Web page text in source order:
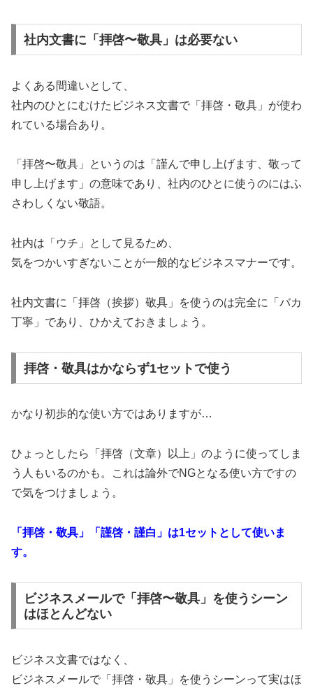
社内文書に「拝啓〜敬具」は必要ない
よくある間違いとして、
社内のひとにむけたビジネス文書で「拝啓・敬具」が使わ
れている場合あり。
「拝啓〜敬具」というのは「謹んで申し上げます、敬って
申し上げます」の意味であり、社内のひとに使うのにはふ
さわしくない敬語。
社内は「ウチ」として見るため、
気をつかいすぎないことが一般的なビジネスマナーです。
社内文書に「拝啓（挨拶）敬具」を使うのは完全に「バカ
丁寧」であり、ひかえておきましょう。
拝啓・敬具はかならず1セットで使う
かなり初歩的な使い方ではありますが…
ひょっとしたら「拝啓（文章）以上」のように使ってしま
う人もいるのかも。これは論外でNGとなる使い方ですの
で気をつけましょう。
「拝啓・敬具」「謹啓・謹白」は1セットとして使いま
す。
ビジネスメールで「拝啓〜敬具」を使うシーン
はほとんどない
ビジネス文書ではなく、
ビジネスメールで「拝啓・敬具」を使うシーンって実はほ